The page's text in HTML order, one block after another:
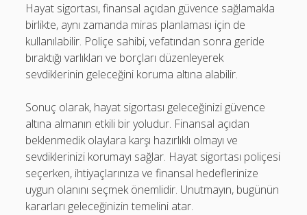
Hayat sigortası, finansal açıdan güvence sağlamakla
birlikte, aynı zamanda miras planlaması için de
kullanılabilir. Poliçe sahibi, vefatından sonra geride
bıraktığı varlıkları ve borçları düzenleyerek
sevdiklerinin geleceğini koruma altına alabilir.
Sonuç olarak, hayat sigortası geleceğinizi güvence
altına almanın etkili bir yoludur. Finansal açıdan
beklenmedik olaylara karşı hazırlıklı olmayı ve
sevdiklerinizi korumayı sağlar. Hayat sigortası poliçesi
seçerken, ihtiyaçlarınıza ve finansal hedeflerinize
uygun olanını seçmek önemlidir. Unutmayın, bugünün
kararları geleceğinizin temelini atar.